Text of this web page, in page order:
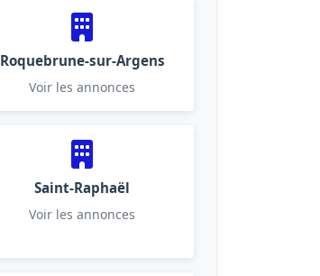
Roquebrune-sur-Argens
Voir les annonces
Saint-Raphaël
Voir les annonces